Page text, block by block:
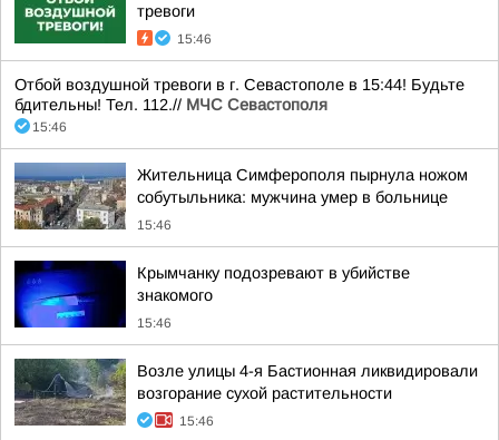
тревоги
15:46
Отбой воздушной тревоги в г. Севастополе в 15:44! Будьте
бдительны! Тел. 112.// МЧС Севастополя
15:46
Жительница Симферополя пырнула ножом
собутыльника: мужчина умер в больнице
15:46
Крымчанку подозревают в убийстве
знакомого
15:46
Возле улицы 4-я Бастионная ликвидировали
возгорание сухой растительности
15:46